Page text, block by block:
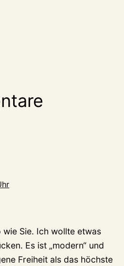
wie Sie. Ich wollte etwas
Es ist „modern“ und
Freiheit als das höchste